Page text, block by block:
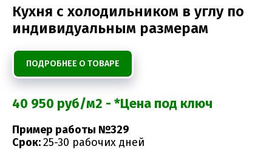
Кухня с холодильником в углу по
индивидуальным размерам
ПОДРОБНЕЕ О ТОВАРЕ
40 950 руб/м2 - *Цена под ключ
Пример работы №329
Срок:25-30 рабочих дней